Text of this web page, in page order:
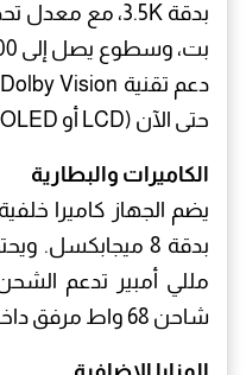
حتى الآن (LCD أو AMOLED).
الكاميرات والبطارية
شاحن 68 واط مرفق داخل العلبة.